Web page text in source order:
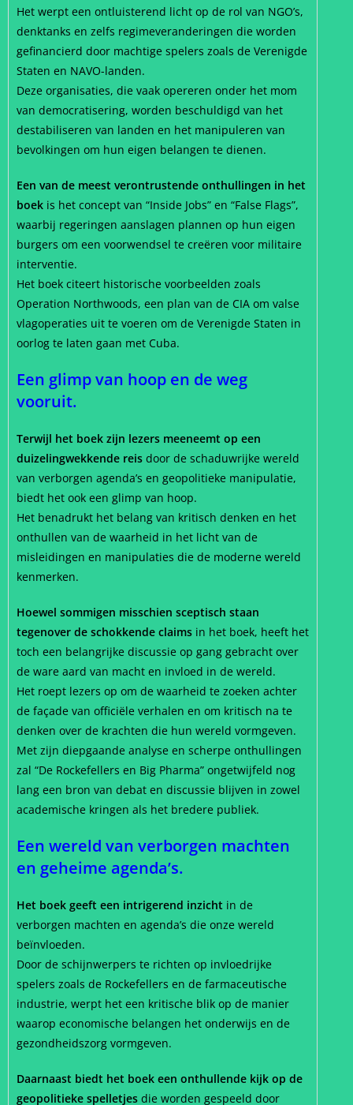
Het werpt een ontluisterend licht op de rol van NGO’s,
denktanks en zelfs regimeveranderingen die worden
gefinancierd door machtige spelers zoals de Verenigde
Staten en NAVO-landen.
Deze organisaties, die vaak opereren onder het mom
van democratisering, worden beschuldigd van het
destabiliseren van landen en het manipuleren van
bevolkingen om hun eigen belangen te dienen.
Een van de meest verontrustende onthullingen in het
boek is het concept van “Inside Jobs” en “False Flags”,
waarbij regeringen aanslagen plannen op hun eigen
burgers om een voorwendsel te creëren voor militaire
interventie.
Het boek citeert historische voorbeelden zoals
Operation Northwoods, een plan van de CIA om valse
vlagoperaties uit te voeren om de Verenigde Staten in
oorlog te laten gaan met Cuba.
Een glimp van hoop en de weg
vooruit.
Terwijl het boek zijn lezers meeneemt op een
duizelingwekkende reis door de schaduwrijke wereld
van verborgen agenda’s en geopolitieke manipulatie,
biedt het ook een glimp van hoop.
Het benadrukt het belang van kritisch denken en het
onthullen van de waarheid in het licht van de
misleidingen en manipulaties die de moderne wereld
kenmerken.
Hoewel sommigen misschien sceptisch staan
tegenover de schokkende claims in het boek, heeft het
toch een belangrijke discussie op gang gebracht over
de ware aard van macht en invloed in de wereld.
Het roept lezers op om de waarheid te zoeken achter
de façade van officiële verhalen en om kritisch na te
denken over de krachten die hun wereld vormgeven.
Met zijn diepgaande analyse en scherpe onthullingen
zal “De Rockefellers en Big Pharma” ongetwijfeld nog
lang een bron van debat en discussie blijven in zowel
academische kringen als het bredere publiek.
Een wereld van verborgen machten
en geheime agenda’s.
Het boek geeft een intrigerend inzicht in de
verborgen machten en agenda’s die onze wereld
beïnvloeden.
Door de schijnwerpers te richten op invloedrijke
spelers zoals de Rockefellers en de farmaceutische
industrie, werpt het een kritische blik op de manier
waarop economische belangen het onderwijs en de
gezondheidszorg vormgeven.
Daarnaast biedt het boek een onthullende kijk op de
geopolitieke spelletjes die worden gespeeld door